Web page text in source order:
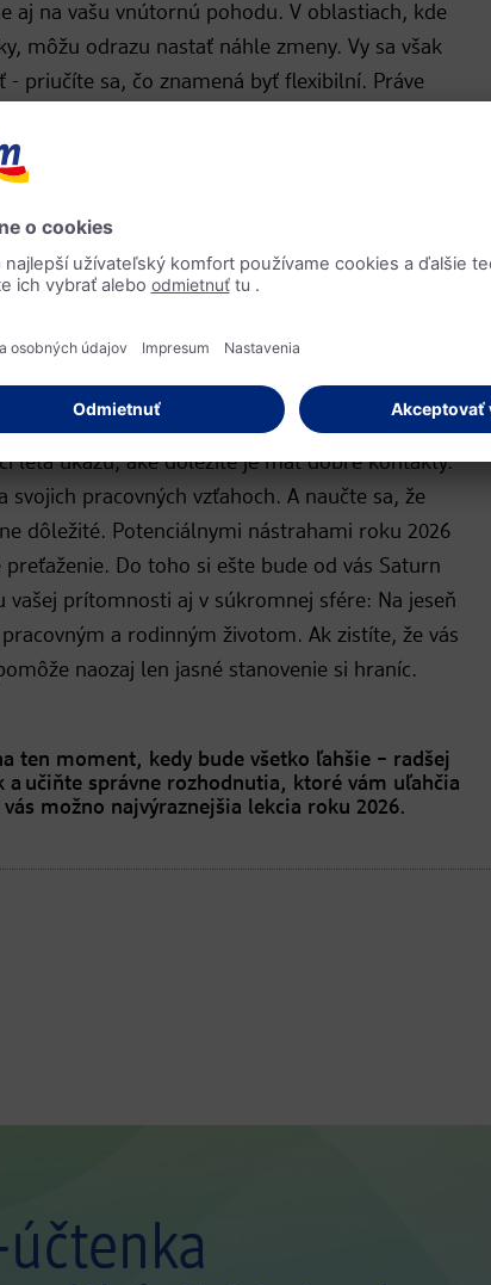
aj na vašu vnútornú pohodu. V oblastiach, kde
môžu odrazu nastať náhle zmeny. Vy sa však
- priučíte sa, čo znamená byť flexibilní. Práve
poslúžiť ako skvelá ochrana pred neustálym
že nie všetko sa dá naplánovať – no niektoré
tak, ako majú, avšak len vtedy, ak im v tom
a poriadny výdych prídu, no najprv musíte
jednoducho nevystačíte. ak niekto funguje na
na všetko sám, zabudne nakoniec vnímať svoje
to pôjde v práci?
leta ukážu, aké dôležité je mať dobré kontakty.
svojich pracovných vzťahoch. A naučte sa, že
dôležité. Potenciálnymi nástrahami roku 2026
Do toho si ešte bude od vás Saturn
vašej prítomnosti aj v súkromnej sfére: Na jeseň
a rodinným životom. Ak zistíte, že vás
naozaj len jasné stanovenie si hraníc.
ten moment, kedy bude všetko ľahšie – radšej
a učiňte správne rozhodnutia, ktoré vám uľahčia
možno najvýraznejšia lekcia roku 2026.